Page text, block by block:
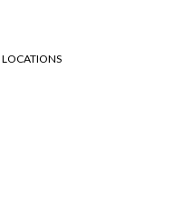
LOCATIONS